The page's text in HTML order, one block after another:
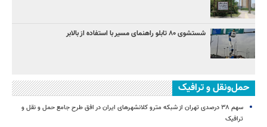
شستشوی ۸۰ تابلو راهنمای مسیر با استفاده از بالابر
حمل‌ونقل و ترافیک
سهم ۳۸ درصدی تهران از شبکه مترو کلانشهرهای ایران در افق طرح جامع حمل و نقل و
ترافیک